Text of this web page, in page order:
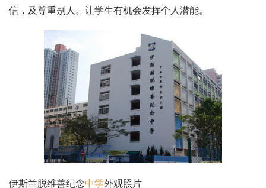
信，及尊重别人。让学生有机会发挥个人潜能。
伊斯兰脱维善纪念中学外观照片